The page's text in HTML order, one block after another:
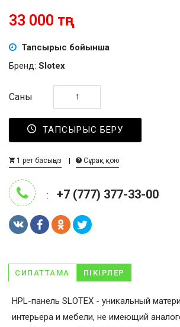
33 000 тңг
Тапсырыс бойынша
Бренд: Slotex
Саны
ТАПСЫРЫС БЕРУ
1 рет басыңыз Сұрақ қою
: +7 (777) 377-33-00
СИПАТТАМА ПІКІРЛЕР
HPL-панель SLOTEX - уникальный
интерьера и мебели, не имеющий